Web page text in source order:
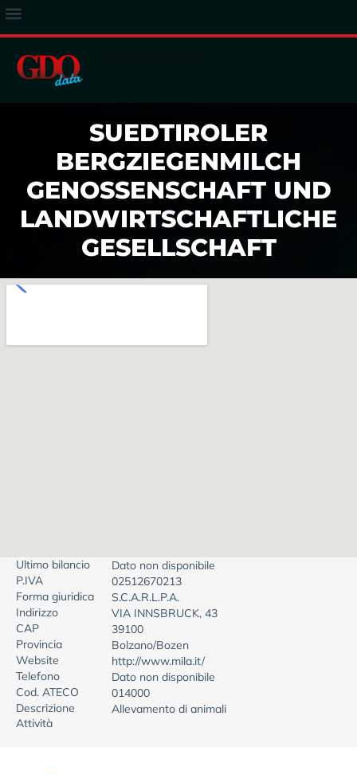
SUEDTIROLER
BERGZIEGENMILCH
GENOSSENSCHAFT UND
LANDWIRTSCHAFTLICHE
GESELLSCHAFT
Ultimo bilancio
Dato non disponibile
P.IVA
02512670213
Forma giuridica
S.C.A.R.L.P.A.
Indirizzo
VIA INNSBRUCK, 43
CAP
39100
Provincia
Bolzano/Bozen
Website
http://www.mila.it/
Telefono
Dato non disponibile
Cod. ATECO
014000
Descrizione
Attività
Allevamento di animali